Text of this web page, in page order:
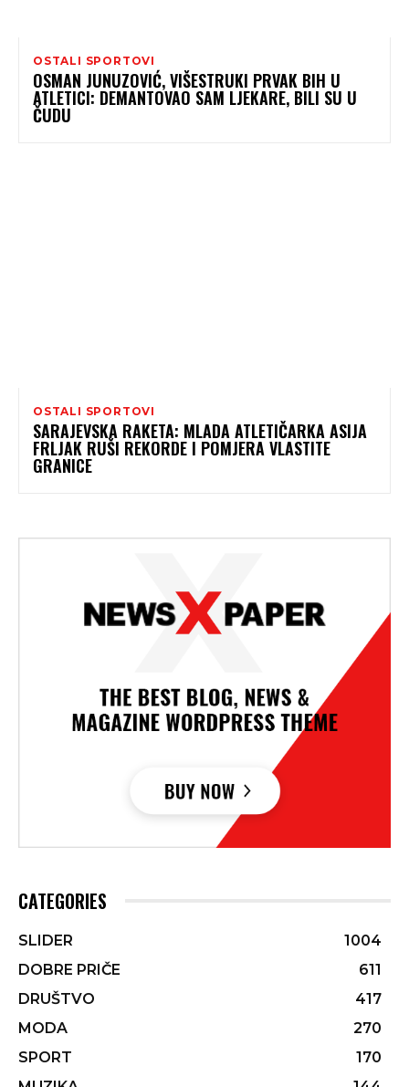
OSTALI SPORTOVI
OSMAN JUNUZOVIĆ, VIŠESTRUKI PRVAK BIH U
ATLETICI: DEMANTOVAO SAM LJEKARE, BILI SU U
ČUDU
OSTALI SPORTOVI
SARAJEVSKA RAKETA: MLADA ATLETIČARKA ASIJA
FRLJAK RUŠI REKORDE I POMJERA VLASTITE
GRANICE
CATEGORIES
SLIDER
1004
DOBRE PRIČE
611
DRUŠTVO
417
MODA
270
SPORT
170